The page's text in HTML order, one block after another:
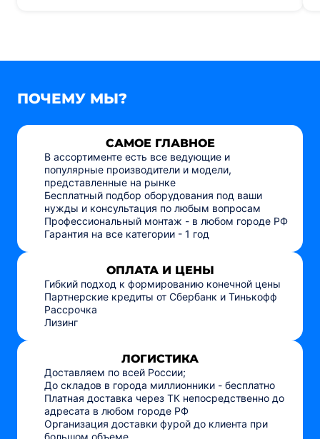
ПОЧЕМУ МЫ?
САМОЕ ГЛАВНОЕ
В ассортименте есть все ведующие и
популярные производители и модели,
представленные на рынке
Бесплатный подбор оборудования под ваши
нужды и консультация по любым вопросам
Профессиональный монтаж - в любом городе РФ
Гарантия на все категории - 1 год
ОПЛАТА И ЦЕНЫ
Гибкий подход к формированию конечной цены
Партнерские кредиты от Сбербанк и Тинькофф
Рассрочка
Лизинг
ЛОГИСТИКА
Доставляем по всей России;
До складов в города миллионники - бесплатно
Платная доставка через ТК непосредственно до
адресата в любом городе РФ
Организация доставки фурой до клиента при
большом объеме